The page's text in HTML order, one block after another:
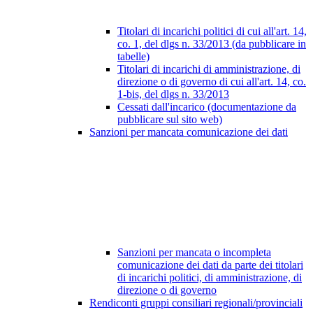
Titolari di incarichi politici di cui all'art. 14,
co. 1, del dlgs n. 33/2013 (da pubblicare in
tabelle)
Titolari di incarichi di amministrazione, di
direzione o di governo di cui all'art. 14, co.
1-bis, del dlgs n. 33/2013
Cessati dall'incarico (documentazione da
pubblicare sul sito web)
Sanzioni per mancata comunicazione dei dati
Sanzioni per mancata o incompleta
comunicazione dei dati da parte dei titolari
di incarichi politici, di amministrazione, di
direzione o di governo
Rendiconti gruppi consiliari regionali/provinciali